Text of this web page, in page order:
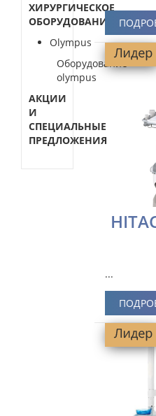
ХИРУРГИЧЕСКОЕ
ОБОРУДОВАНИЕ
Olympus
Оборудование
olympus
АКЦИИ
И
СПЕЦИАЛЬНЫЕ
ПРЕДЛОЖЕНИЯ
...